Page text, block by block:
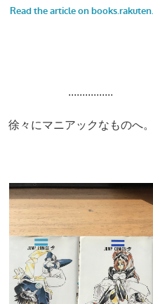
................
徐々にマニアックなものへ。